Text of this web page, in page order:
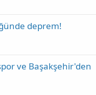
deprem!
ve Başakşehir'den